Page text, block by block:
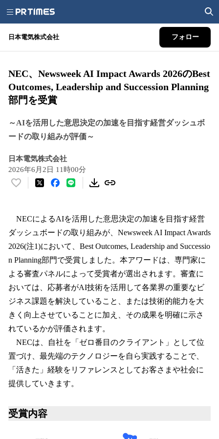
日本電気株式会社 フォロー
NEC、Newsweek AI Impact Awards 2026のBest
Outcomes, Leadership and Succession Planning
部門を受賞
～AIを活用した意思決定の加速を目指す経営ダッシュボ
ードの取り組みが評価～
日本電気株式会社
2026年6月2日 11時00分
い
！
数
を
読
み
込
み
中
で
す
NECによるAIを活用した意思決定の加速を目指す経営
ダッシュボードの取り組みが、Newsweek AI Impact Awards
2026(注1)において、Best Outcomes, Leadership and Successio
n Planning部門で受賞しました。本アワードは、専門家に
よる審査パネルによって受賞者が選出されます。審査に
おいては、応募者がAI技術を活用して各業界の重要なビ
ジネス課題を解決していること、または技術的能力を大
きく向上させていることに加え、その成果を明確に示さ
れているかが評価されます。
NECは、自社を「ゼロ番目のクライアント」として位
置づけ、最先端のテクノロジーを自ら実践することで、
「活きた」経験をリファレンスとしてお客さまや社会に
提供していきます。
受賞内容